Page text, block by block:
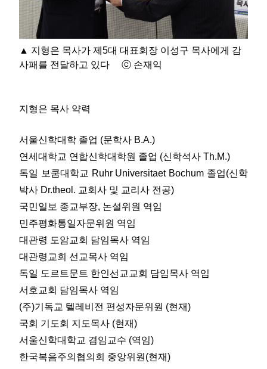
▲ 지형은 목사가 제5대 대표회장 이성구 목사에게 감
사패를 전달하고 있다 ⓒ 손재익
지형은 목사 약력
서울신학대학 졸업 (문학사 B.A.)
연세대학교 연합신학대학원 졸업 (신학석사 Th.M.)
독일 보쿰대학교 Ruhr Universitaet Bochum 졸업(신학
박사 Dr.theol. 교회사 및 교리사 전공)
국민일보 종교부장, 논설위원 역임
민주평화통일자문위원 역임
대관령 도암교회 담임목사 역임
대관령교회 선교목사 역임
독일 도르트문트 한인선교교회 담임목사 역임
서호교회 담임목사 역임
(주)기독교 텔레비전 편성자문위원 (현재)
국회 기도회 지도목사 (현재)
서울신학대학교 겸임교수 (역임)
한국복음주의협의회 중앙위원(현재)